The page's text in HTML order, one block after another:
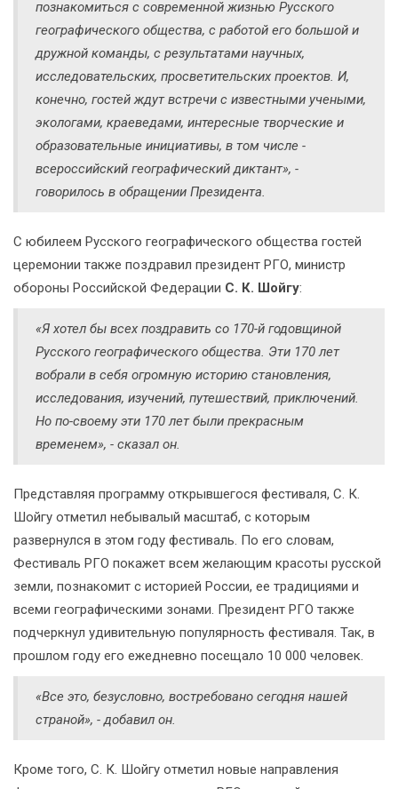
познакомиться с современной жизнью Русского
географического общества, с работой его большой и
дружной команды, с результатами научных,
исследовательских, просветительских проектов. И,
конечно, гостей ждут встречи с известными учеными,
экологами, краеведами, интересные творческие и
образовательные инициативы, в том числе -
всероссийский географический диктант», -
говорилось в обращении Президента.
С юбилеем Русского географического общества гостей
церемонии также поздравил президент РГО, министр
обороны Российской Федерации С. К. Шойгу:
«Я хотел бы всех поздравить со 170-й годовщиной
Русского географического общества. Эти 170 лет
вобрали в себя огромную историю становления,
исследования, изучений, путешествий, приключений.
Но по-своему эти 170 лет были прекрасным
временем», - сказал он.
Представляя программу открывшегося фестиваля, С. К.
Шойгу отметил небывалый масштаб, с которым
развернулся в этом году фестиваль. По его словам,
Фестиваль РГО покажет всем желающим красоты русской
земли, познакомит с историей России, ее традициями и
всеми географическими зонами. Президент РГО также
подчеркнул удивительную популярность фестиваля. Так, в
прошлом году его ежедневно посещало 10 000 человек.
«Все это, безусловно, востребовано сегодня нашей
страной», - добавил он.
Кроме того, С. К. Шойгу отметил новые направления